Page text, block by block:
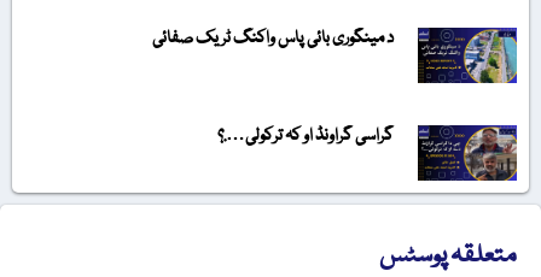
د مینگوری بائی پاس واکنگ ٹریک صفائی
گراسی گراونڈ او کہ ترکولی….؟
متعلقہ پوسٹس